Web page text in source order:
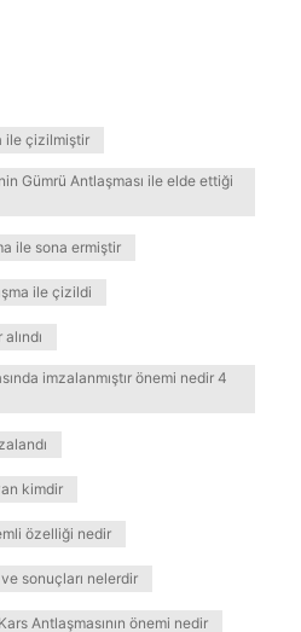
ile çizilmiştir
Gümrü Antlaşması ile elde ettiği
ile sona ermiştir
ile çizildi
imzalanmıştır önemi nedir 4
kimdir
özelliği nedir
sonuçları nelerdir
Kars Antlaşmasının önemi nedir